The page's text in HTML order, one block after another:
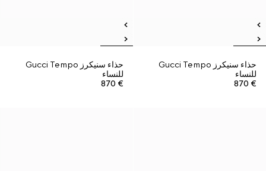
حذاء سنيكرز Gucci Tempo
للنساء
€ 870
حذاء سنيكرز Gucci Tempo
للنساء
€ 870